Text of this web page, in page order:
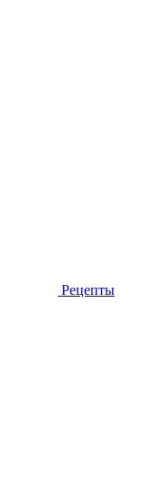
Рецепты